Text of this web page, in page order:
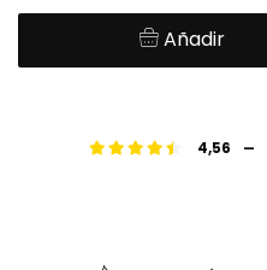
Añadir
4,56 -